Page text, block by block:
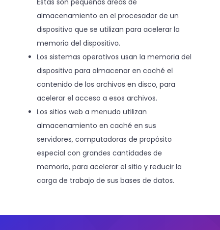
almacenamiento en el procesador de un
dispositivo que se utilizan para acelerar la
memoria del dispositivo.
Los sistemas operativos usan la memoria del
dispositivo para almacenar en caché el
contenido de los archivos en disco, para
acelerar el acceso a esos archivos.
Los sitios web a menudo utilizan
almacenamiento en caché en sus
servidores, computadoras de propósito
especial con grandes cantidades de
memoria, para acelerar el sitio y reducir la
carga de trabajo de sus bases de datos.